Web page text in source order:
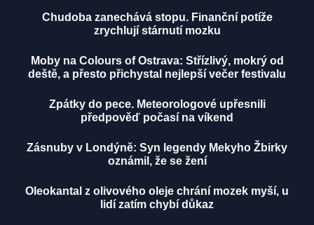
Chudoba zanechává stopu. Finanční potíže
zrychlují stárnutí mozku
Moby na Colours of Ostrava: Střízlivý, mokrý od
deště, a přesto přichystal nejlepší večer festivalu
Zpátky do pece. Meteorologové upřesnili
předpověď počasí na víkend
Zásnuby v Londýně: Syn legendy Mekyho Žbirky
oznámil, že se žení
Oleokantal z olivového oleje chrání mozek myší, u
lidí zatím chybí důkaz